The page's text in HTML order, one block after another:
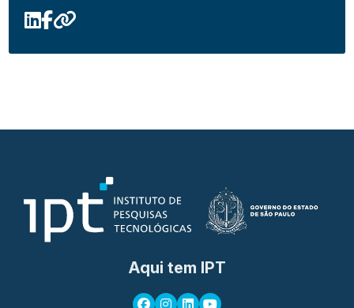
Aqui tem IPT